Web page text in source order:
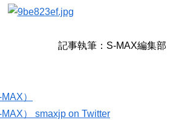
記事執筆：S-MAX編集部
）
） smaxjp on Twitter